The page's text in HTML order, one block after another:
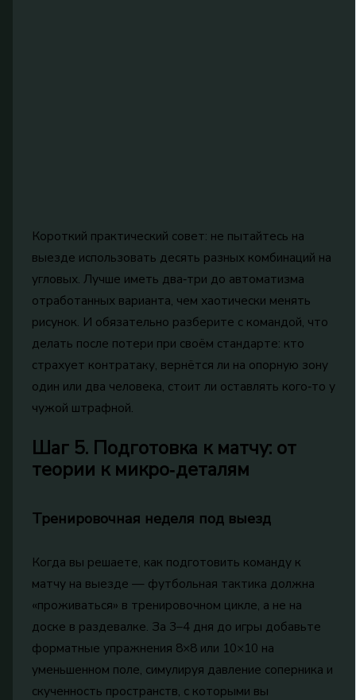
Короткий практический совет: не пытайтесь на
выезде использовать десять разных комбинаций на
угловых. Лучше иметь два‑три до автоматизма
отработанных варианта, чем хаотически менять
рисунок. И обязательно разберите с командой, что
делать после потери при своём стандарте: кто
страхует контратаку, вернётся ли на опорную зону
один или два человека, стоит ли оставлять кого‑то у
чужой штрафной.
Шаг 5. Подготовка к матчу: от
теории к микро‑деталям
Тренировочная неделя под выезд
Когда вы решаете, как подготовить команду к
матчу на выезде — футбольная тактика должна
«проживаться» в тренировочном цикле, а не на
доске в раздевалке. За 3–4 дня до игры добавьте
форматные упражнения 8×8 или 10×10 на
уменьшенном поле, симулируя давление соперника и
скученность пространств, с которыми вы